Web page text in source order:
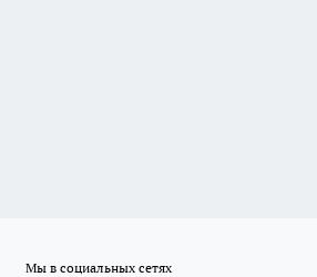
Мы в социальных сетях